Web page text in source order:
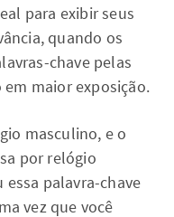
para exibir seus
quando os
chave pelas
maior exposição.
masculino, e o
por relógio
palavra-chave
vez que você